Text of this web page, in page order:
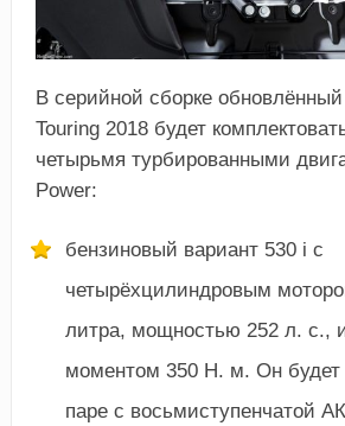
В серийной сборке
Touring 2018 будет
четырьмя турбированными
Power:
бензиновый вариант 530 i с
четырёхцилиндровым
литра, мощностью 252 л. с.,
моментом 350 Н. м. Он будет
паре с восьмиступенчатой